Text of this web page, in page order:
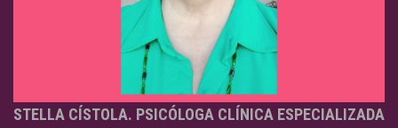
STELLA CÍSTOLA. PSICÓLOGA CLÍNICA ESPECIALIZADA